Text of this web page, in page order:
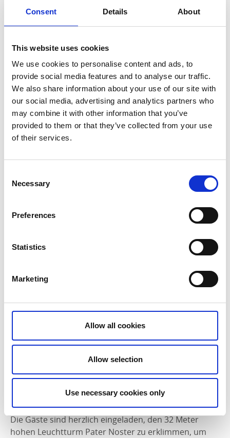
Consent Details About
This website uses cookies
We use cookies to personalise content and ads, to
provide social media features and to analyse our traffic.
We also share information about your use of our site with
our social media, advertising and analytics partners who
may combine it with other information that you’ve
provided to them or that they’ve collected from your use
of their services.
Selection
Necessary
Preferences
Statistics
Marketing
Allow all cookies
Allow selection
Use necessary cookies only
Hospitality Design. Die Zeitung British Telegraph kürte
Zimmer und im Sommer eine berauschende
Möglichkeit zur Übernachtung im Freien mit
unglaublichem Blick auf das Meer und die Sterne.
Das Abendessen wird im Bootshaus, im Speisesaal
des Leuchtturmwärters oder draußen serviert, je
nach Wetter und Wind. Das Menü wird um die
Dining-Abend genießen können. Hausgemachte
Backwaren stehen im Sommercafé im alten
Restaurant alles um Meeresfrüchte und Fischgerichte
Aktivitäten, Flora und Fauna
Die Gäste sind herzlich eingeladen, den 32 Meter
hohen Leuchtturm Pater Noster zu erklimmen, um